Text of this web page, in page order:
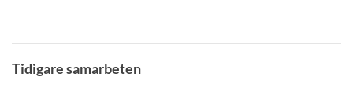
Tidigare samarbeten